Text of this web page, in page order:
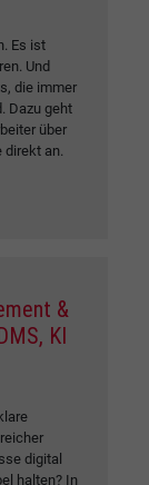
Es ist
Und
die immer
Dazu geht
über
an.
&
KI
digital
halten? In